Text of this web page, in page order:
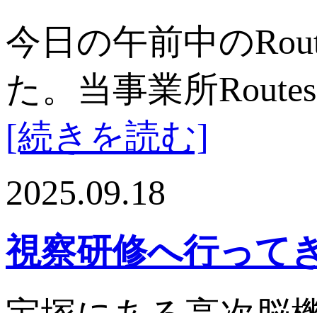
今日の午前中の
た。当事業所
[続きを読む]
2025.09.18
視察研修へ行って